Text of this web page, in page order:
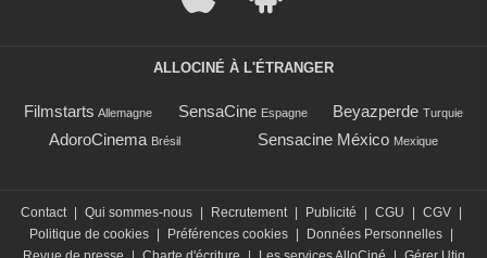
ALLOCINÉ À L'ÉTRANGER
Filmstarts Allemagne SensaCine Espagne Beyazperde Turquie
AdoroCinema Brésil Sensacine México Mexique
Contact Qui sommes-nous Recrutement Publicité CGU CGV
Politique de cookies
Préférences cookies Données Personnelles